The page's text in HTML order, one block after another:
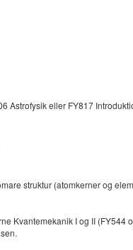
Astrofysik eller FY817
struktur (atomkerner og
Kvantemekanik I og II